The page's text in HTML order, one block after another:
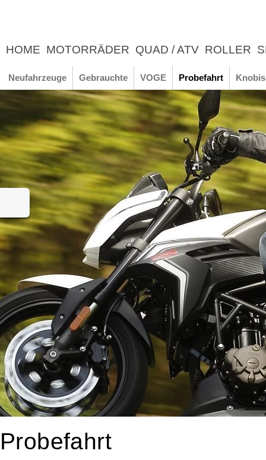
HOME MOTORRÄDER QUAD / ATV ROLLER
UNTERNEHMEN
NEWS ERLEBNIS
Neufahrzeuge Gebrauchte VOGE Probefahrt
Probefahrt